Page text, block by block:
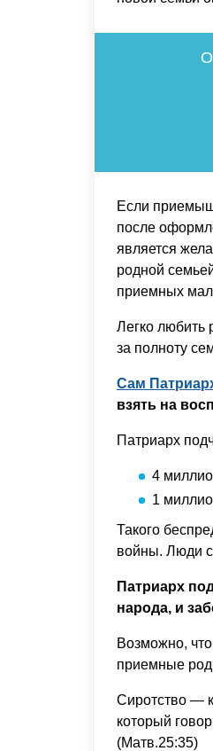
Если
после
является
родной
приемных
Легко любить
за полноту
Сам
взять на
Патриарх
4
1
Такого
войны. Люди
Патриарх
народа, и
Возможно,
приемные
Сиротство —
который
(Матв.25:35)